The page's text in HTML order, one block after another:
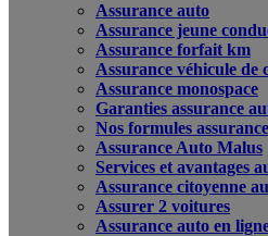
Assurance auto
Assurance jeune
Assurance forfait km
Assurance véhicule de
Assurance monospace
Garanties assurance
Nos formules
Assurance Auto Malus
Services et avantages
Assurance citoyenne
Assurer 2 voitures
Assurance auto en